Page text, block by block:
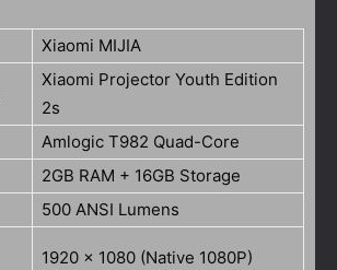
Xiaomi MIJIA
Xiaomi Projector Youth Edition
2s
Amlogic T982 Quad-Core
2GB RAM + 16GB Storage
500 ANSI Lumens
1920 x 1080 (Native 1080P)